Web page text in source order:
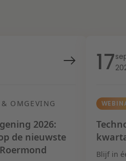
OMGEVING
2026:
de nieuwste
17
Blijf in